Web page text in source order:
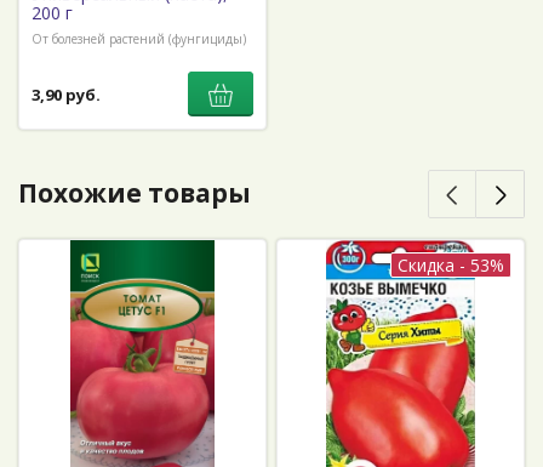
200 г
От болезней растений (фунгициды)
3,90 руб.
Похожие товары
Скидка - 53%